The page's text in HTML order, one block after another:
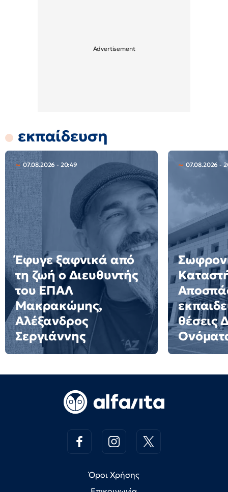
εκπαίδευση
07.08.2026 - 20:49
Έφυγε ξαφνικά από
τη ζωή ο Διευθυντής
του ΕΠΑΛ
Μακρακώμης,
Αλέξανδρος
Σεργιάννης
07.08.2026 -
θέσεις
Όροι Χρήσης